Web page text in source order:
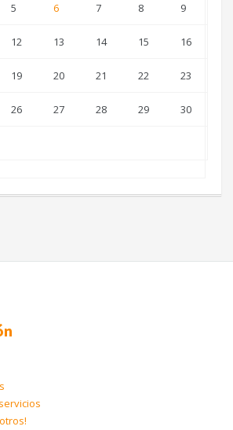
5 6 7 8 9
12 13 14 15 16
19 20 21 22 23
26 27 28 29 30